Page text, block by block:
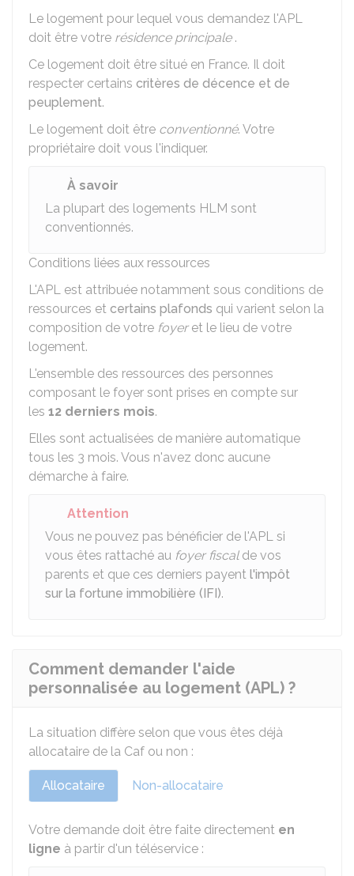
Le logement pour lequel vous demandez l'APL
doit être votre résidence principale.
Ce logement doit être situé en France. Il doit
respecter certains critères de décence et de
peuplement.
Le logement doit être conventionné. Votre
propriétaire doit vous l'indiquer.
À savoir
La plupart des logements HLM sont
conventionnés.
Conditions liées aux ressources
L'APL est attribuée notamment sous conditions de
ressources et certains plafonds qui varient selon la
composition de votre foyeret le lieu de votre
logement.
L'ensemble des ressources des personnes
composant le foyer sont prises en compte sur
les 12 derniers mois.
Elles sont actualisées de manière automatique
tous les 3 mois. Vous n'avez donc aucune
démarche à faire.
Attention
Vous ne pouvez pas bénéficier de l'APL si
vous êtes rattaché au foyer fiscalde vos
parents et que ces derniers payent l'impôt
sur la fortune immobilière (IFI).
Comment demander l'aide
personnalisée au logement (APL) ?
La situation diffère selon que vous êtes déjà
allocataire de la Caf ou non :
Allocataire Non-allocataire
Votre demande doit être faite directement en
ligne à partir d'un téléservice :